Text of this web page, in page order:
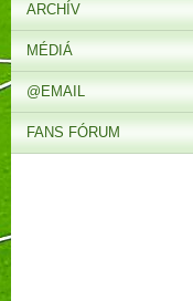
ARCHÍV
MÉDIÁ
@EMAIL
FANS FÓRUM